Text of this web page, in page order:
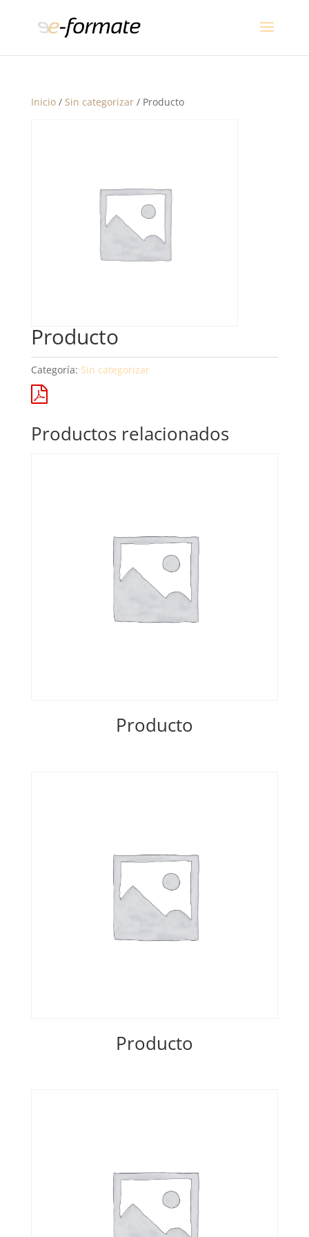
Inicio/ Sin categorizar/ Producto
Producto
Categoría: Sin categorizar
Productos relacionados
Producto
Producto